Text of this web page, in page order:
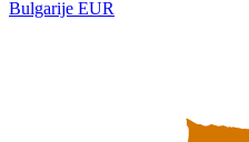
Bulgarije EUR